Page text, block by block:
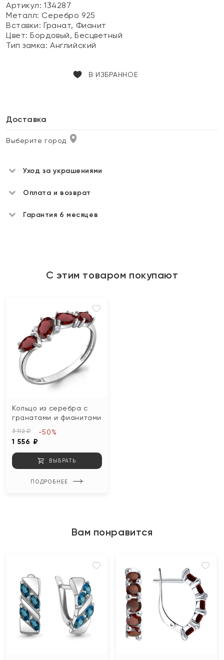
Артикул: 134287
Металл: Серебро 925
Вставки:Гранат, Фианит
Цвет:Бордовый, Бесцветный
Тип замка:Английский
В ИЗБРАННОЕ
Доставка
Выберите город
Уход за украшениями
Оплата и возврат
Гарантия 6 месяцев
С этим товаром покупают
Кольцо из серебра с
гранатами и фианитами
3 112 ₽
1 556 ₽
-50%
ВЫБРАТЬ
ПОДРОБНЕЕ
Вам понравится